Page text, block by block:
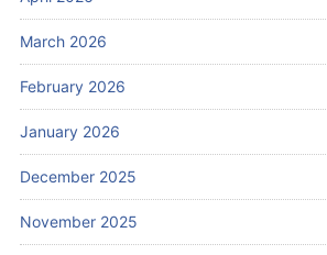
March 2026
February 2026
January 2026
December 2025
November 2025